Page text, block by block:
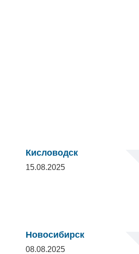
Кисловодск
15.08.2025
Новосибирск
08.08.2025